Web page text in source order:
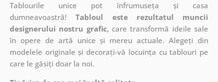
Tablourile unice pot înfrumuseța și casa
dumneavoastră!Tabloul este rezultatul muncii
designerului nostru grafic, caretransformă ideile sale
în opere de artă unice și mereu actuale. Alegeți din
modelele originale și decorați-vă locuința cu tablouri pe
care le găsiți doar la noi.